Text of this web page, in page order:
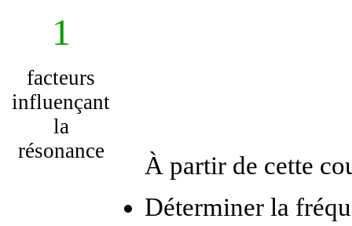
1
facteurs
influençant
la
résonance
À partir de cette
Déterminer la